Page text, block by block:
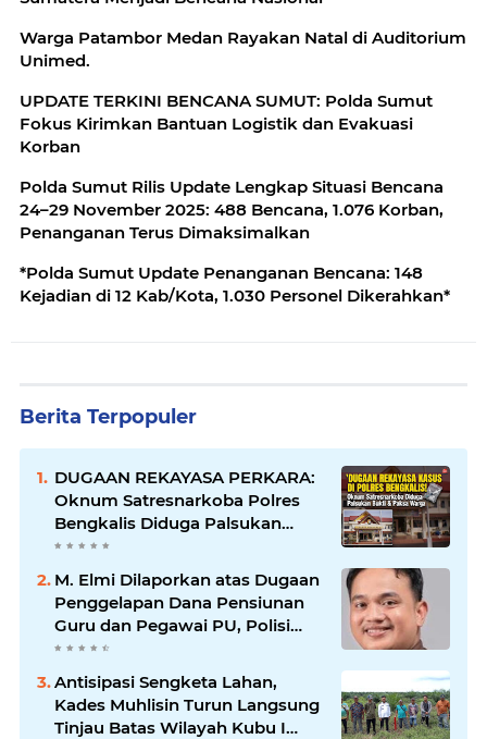
Warga Patambor Medan Rayakan Natal di Auditorium
Unimed.
UPDATE TERKINI BENCANA SUMUT: Polda Sumut
Fokus Kirimkan Bantuan Logistik dan Evakuasi
Korban
Polda Sumut Rilis Update Lengkap Situasi Bencana
24–29 November 2025: 488 Bencana, 1.076 Korban,
Penanganan Terus Dimaksimalkan
*Polda Sumut Update Penanganan Bencana: 148
Kejadian di 12 Kab/Kota, 1.030 Personel Dikerahkan*
Berita Terpopuler
DUGAAN REKAYASA PERKARA:
Oknum Satresnarkoba Polres
Bengkalis Diduga Palsukan
Barang Bukti Hingga Paksa
Warga Hadir di TKP
M. Elmi Dilaporkan atas Dugaan
Penggelapan Dana Pensiunan
Guru dan Pegawai PU, Polisi
Pastikan Proses Hukum
Berjalan
Antisipasi Sengketa Lahan,
Kades Muhlisin Turun Langsung
Tinjau Batas Wilayah Kubu I